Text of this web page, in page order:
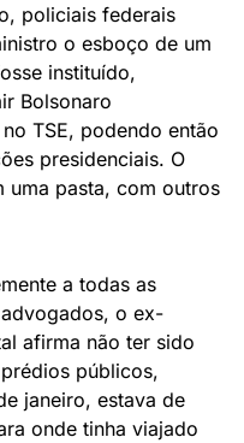
policiais federais
o esboço de um
instituído,
Bolsonaro
TSE, podendo então
presidenciais. O
uma pasta, com outros
a todas as
o ex-
afirma não ter sido
públicos,
janeiro, estava de
onde tinha viajado